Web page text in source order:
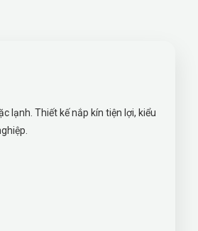
lạnh. Thiết kế nắp kín tiện lợi, kiểu